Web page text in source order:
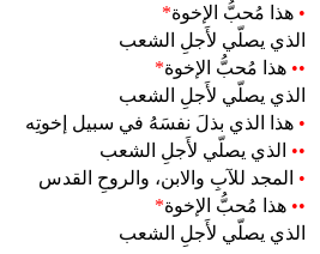
• هذا مُحبُّ الإخوة*
الذي يصلّي لأَجلِ الشعب
•• هذا مُحبُّ الإخوة*
الذي يصلّي لأَجلِ الشعب
• هذا الذي بذلَ نفسَهُ في سبيل إخوتِه
•• الذي يصلّي لأَجلِ الشعب
• المجد للآبِ والابن، والروحِ القدس
•• هذا مُحبُّ الإخوة*
الذي يصلّي لأَجلِ الشعب